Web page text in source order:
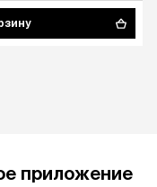
приложение